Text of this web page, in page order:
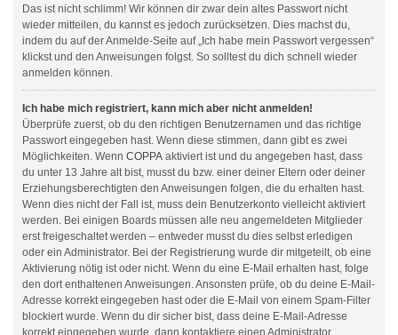
Das ist nicht schlimm! Wir können dir zwar dein altes Passwort nicht
wieder mitteilen, du kannst es jedoch zurücksetzen. Dies machst du,
indem du auf der Anmelde-Seite auf „Ich habe mein Passwort vergessen“
klickst und den Anweisungen folgst. So solltest du dich schnell wieder
anmelden können.
Ich habe mich registriert, kann mich aber nicht anmelden!
Überprüfe zuerst, ob du den richtigen Benutzernamen und das richtige
Passwort eingegeben hast. Wenn diese stimmen, dann gibt es zwei
Möglichkeiten. Wenn COPPA aktiviert ist und du angegeben hast, dass
du unter 13 Jahre alt bist, musst du bzw. einer deiner Eltern oder deiner
Erziehungsberechtigten den Anweisungen folgen, die du erhalten hast.
Wenn dies nicht der Fall ist, muss dein Benutzerkonto vielleicht aktiviert
werden. Bei einigen Boards müssen alle neu angemeldeten Mitglieder
erst freigeschaltet werden – entweder musst du dies selbst erledigen
oder ein Administrator. Bei der Registrierung wurde dir mitgeteilt, ob eine
Aktivierung nötig ist oder nicht. Wenn du eine E-Mail erhalten hast, folge
den dort enthaltenen Anweisungen. Ansonsten prüfe, ob du deine E-Mail-
Adresse korrekt eingegeben hast oder die E-Mail von einem Spam-Filter
blockiert wurde. Wenn du dir sicher bist, dass deine E-Mail-Adresse
korrekt eingegeben wurde, dann kontaktiere einen Administrator.